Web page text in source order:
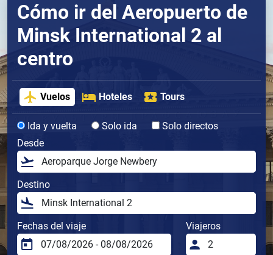
Cómo ir del Aeropuerto de
Minsk International 2 al
centro
Vuelos Hoteles Tours
Ida y vuelta Solo ida
Solo directos
Desde
Destino
Fechas del viaje Viajeros